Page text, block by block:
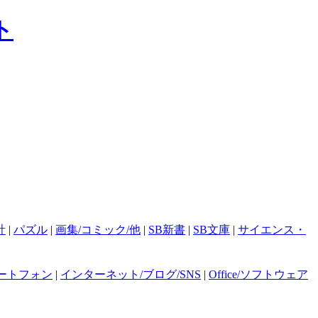
| パズル | 画集/コミック/他 | SB新書 | SB文庫 | サイエンス・
トフォン | インターネット/ブログ/SNS | Office/ソフトウェア